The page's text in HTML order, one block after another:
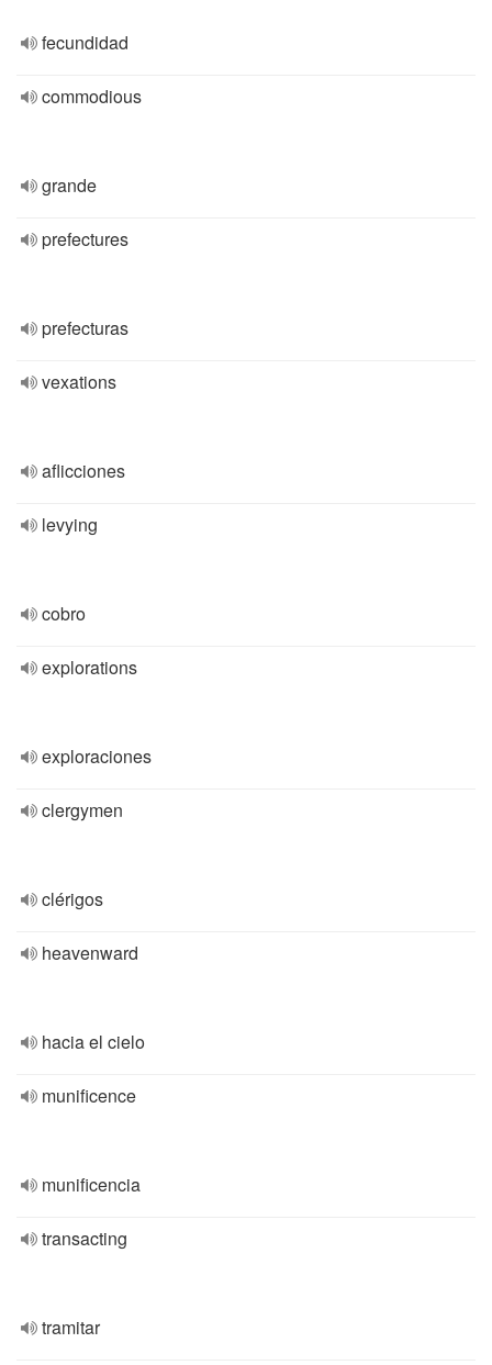
fecundidad
commodious
grande
prefectures
prefecturas
vexations
aflicciones
levying
cobro
explorations
exploraciones
clergymen
clérigos
heavenward
hacia el cielo
munificence
munificencia
transacting
tramitar